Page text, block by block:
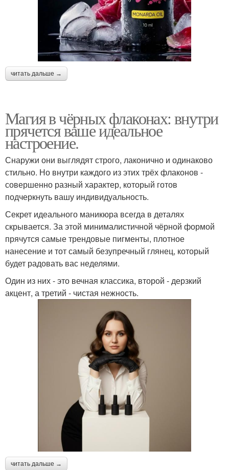
читать дальше →
Магия в чёрных флаконах: внутри
прячется ваше идеальное
настроение.
Снаружи они выглядят строго, лаконично и одинаково
стильно. Но внутри каждого из этих трёх флаконов -
совершенно разный характер, который готов
подчеркнуть вашу индивидуальность.
Секрет идеального маникюра всегда в деталях
скрывается. За этой минималистичной чёрной формой
прячутся самые трендовые пигменты, плотное
нанесение и тот самый безупречный глянец, который
будет радовать вас неделями.
Один из них - это вечная классика, второй - дерзкий
акцент, а третий - чистая нежность.
читать дальше →